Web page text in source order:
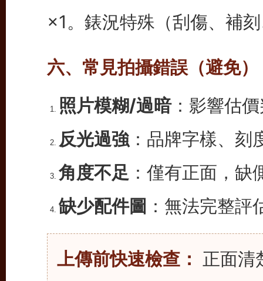
×1。錶況特殊（刮傷、補
六、常見拍攝錯誤（避免）
照片模糊/過暗：影響估
反光過強 ：品牌字樣、刻
角度不足 ：僅有正面，
缺少配件圖 ：無法完整評
上傳前快速檢查： 正面清